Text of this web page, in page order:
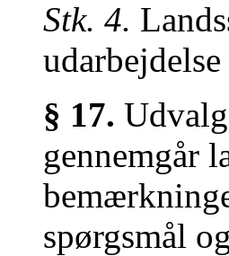
Stk. 4.
§ 17.
gennemgår
spørgsmål